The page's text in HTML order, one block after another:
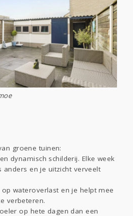
groene tuinen:
dynamisch schilderij. Elke week
en je uitzicht verveelt
op wateroverlast en je helpt mee
verbeteren.
op hete dagen dan een